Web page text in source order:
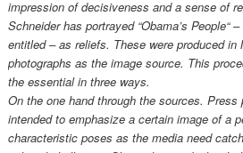
impression of decisiveness and a sense of
Schneider has portrayed “Obama’s People“
entitled – as reliefs. These were produced in
photographs as the image source. This
the essential in three ways.
On the one hand through the sources. Press
intended to emphasize a certain image of a
characteristic poses as the media need